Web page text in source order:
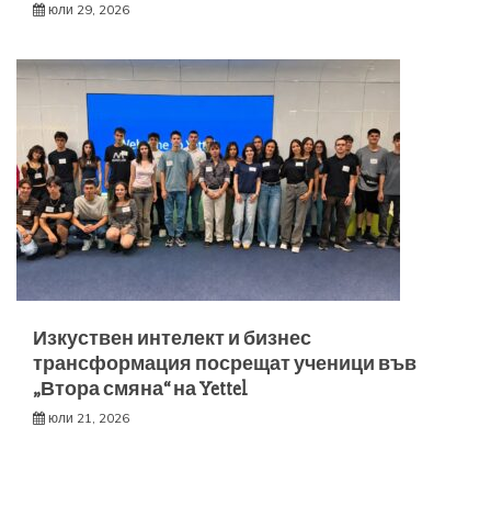
юли 29, 2026
Изкуствен интелект и бизнес
трансформация посрещат ученици във
„Втора смяна“ на Yettel
юли 21, 2026